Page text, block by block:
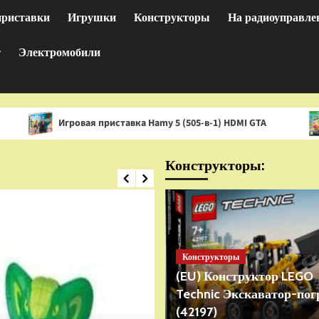
Игрушки Конструкторы На
Электромобили
Игровая приставка Hamy 5 (505-в-1) HDMI GTA Игра
Конструкторы:
Конструкторы
(EU) Конструктор LEGO
Technic Экскаватор-
(42197)